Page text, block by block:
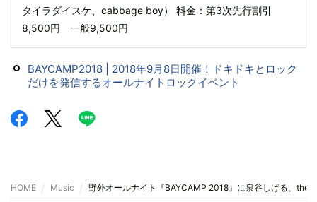
タイラダイスケ、cabbage boy） 料金：第3次先行割引
8,500円 一般9,500円
BAYCAMP2018 | 2018年9月8日開催！ドキドキとロック
だけを発信するオールナイトロックイベント
HOME Music 野外オールナイト『BAYCAMP 2018』に泉谷しげる、the